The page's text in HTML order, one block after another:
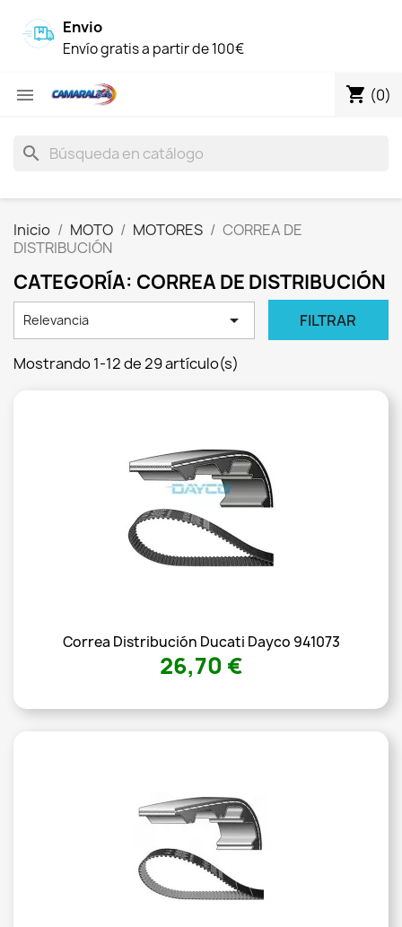
Envio
Envío gratis a partir de 100€
 shopping_cart (0)
search
Inicio MOTO MOTORES
CORREA DE
DISTRIBUCIÓN
CATEGORÍA: CORREA DE DISTRIBUCIÓN
Relevancia  FILTRAR
Mostrando 1-12 de 29 artículo(s)
Correa Distribución Ducati Dayco 941073
26,70 €